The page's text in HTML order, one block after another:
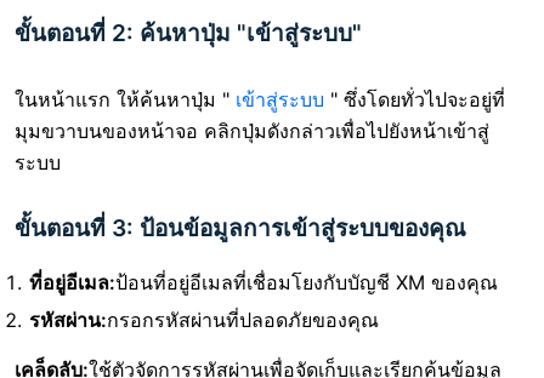
ขั้นตอนที่ 2: ค้นหาปุ่ม "เข้าสู่ระบบ"
ในหน้าแรก ให้ค้นหาปุ่ม " เข้าสู่ระบบ " ซึ่งโดยทั่วไปจะอยู่ที่
มุมขวาบนของหน้าจอ คลิกปุ่มดังกล่าวเพื่อไปยังหน้าเข้าสู่
ระบบ
ขั้นตอนที่ 3: ป้อนข้อมูลการเข้าสู่ระบบของคุณ
ที่อยู่อีเมล:ป้อนที่อยู่อีเมลที่เชื่อมโยงกับบัญชี XM ของคุณ
รหัสผ่าน:กรอกรหัสผ่านที่ปลอดภัยของคุณ
เคล็ดลับ:ใช้ตัวจัดการรหัสผ่านเพื่อจัดเก็บและเรียกค้นข้อมูล